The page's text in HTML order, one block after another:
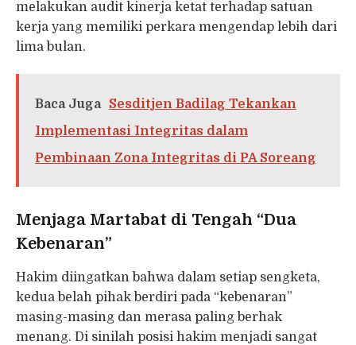
melakukan audit kinerja ketat terhadap satuan
kerja yang memiliki perkara mengendap lebih dari
lima bulan.
Baca Juga
Sesditjen Badilag Tekankan
Implementasi Integritas dalam
Pembinaan Zona Integritas di PA Soreang
Menjaga Martabat di Tengah “Dua
Kebenaran”
Hakim diingatkan bahwa dalam setiap sengketa,
kedua belah pihak berdiri pada “kebenaran”
masing-masing dan merasa paling berhak
menang. Di sinilah posisi hakim menjadi sangat